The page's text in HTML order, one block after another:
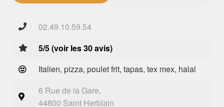
02.49.10.59.54
5/5 (voir les 30 avis)
Italien, pizza, poulet frit, tapas, tex mex, halal
6 Rue de la Gare,
44800 Saint Herblain